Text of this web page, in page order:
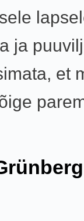
ja
et